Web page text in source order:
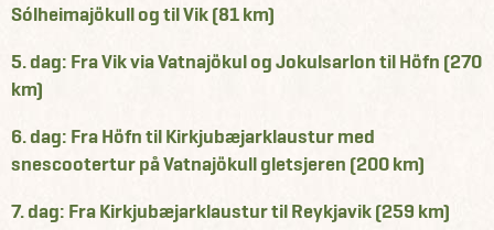
Sólheimajökull og til Vik (81 km)
5. dag: Fra Vik via Vatnajökul og Jokulsarlon til Höfn (270
km)
6. dag: Fra Höfn til Kirkjubæjarklaustur med
snescootertur på Vatnajökull gletsjeren (200 km)
7. dag: Fra Kirkjubæjarklaustur til Reykjavik (259 km)